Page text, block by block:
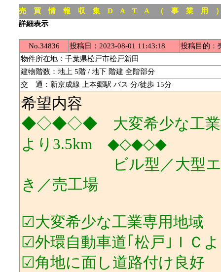
売 買 情 報 収 集 D A T A （ 事 業 用
詳細表示
No.34836 投稿日：2023-08-01 11:43:18
投稿目的：
物件所在地：千葉県松戸市松戸新田
建物階数：地上 5階 / 地下 階建 全階部分
交 通：新京成線 上本郷駅 バス 分/徒歩 15分
希望内容
◆◇◆◇◆ 大変希少な工業専
より3.5km ◆◇◆◇◆
ビル型／大型エレベ
き／売工場
☑大変希少な工業専用地域
☑外環自動車道｢松戸｣ＩＣ
☑角地に面し道路付け良好